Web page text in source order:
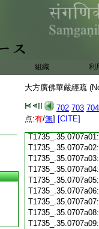
組織 利
大方廣佛華嚴經疏
702 703 704
点:有/無] [CITE]